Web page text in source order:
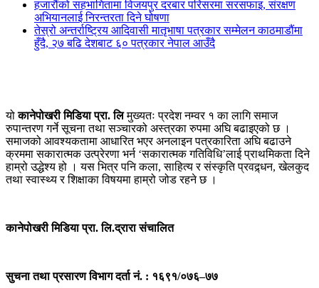
हजारौंको सहभागितामा विजयपुर दरबार परिसरमा सरसफाइ, संरक्षण
अभियानलाई निरन्तरता दिने घोषणा
तेस्रो अन्तर्राष्ट्रिय आदिवासी मातृभाषा पत्रकार सम्मेलन काठमाडौंमा
हुँदै, २७ बढि देशबाट ६० पत्रकार नेपाल आउँदै
योकानेपोखरी मिडिया प्रा. लिमुख्यतः प्रदेश नम्वर १ का लागि समाज
रुपान्तरण गर्ने सूचना तथा सञ्चारको अस्त्रका रुपमा अघि बढाइएको छ ।
समाजको आवश्यकतामा आधारित भएर अनलाइन पत्रकारिता अघि बढाउने
क्रममा सकारात्मक उत्प्रेरणा भर्न ‘सकारात्मक गतिविधि’लाई प्राथमिकता दिने
हाम्रो उद्धेश्य हो । यस भित्र पनि कला, साहित्य र संस्कृति प्रवद्र्धन, खेलकुद
तथा स्वास्थ्य र शिक्षाका विषयमा हाम्रो जोड रहने छ ।
कानेपोखरी मिडिया प्रा. लि.द्रारा संचालित
सुचना तथा प्रसारण विभाग दर्ता नं. : १६९१/०७६–७७